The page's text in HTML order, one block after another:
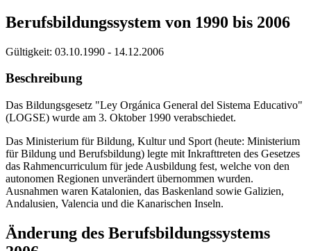
Berufsbildungssystem von 1990 bis 2006
Gültigkeit: 03.10.1990 - 14.12.2006
Beschreibung
Das Bildungsgesetz "Ley Orgánica General del Sistema Educativo"
(LOGSE) wurde am 3. Oktober 1990 verabschiedet.
Das Ministerium für Bildung, Kultur und Sport (heute: Ministerium
für Bildung und Berufsbildung) legte mit Inkrafttreten des Gesetzes
das Rahmencurriculum für jede Ausbildung fest, welche von den
autonomen Regionen unverändert übernommen wurden.
Ausnahmen waren Katalonien, das Baskenland sowie Galizien,
Andalusien, Valencia und die Kanarischen Inseln.
Änderung des Berufsbildungssystems